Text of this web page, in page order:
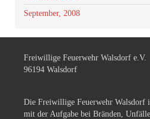
September, 2008
Freiwillige Feuerwehr Walsdorf e.V.
96194 Walsdorf
Die Freiwillige Feuerwehr Walsdorf
mit der Aufgabe bei Bränden,